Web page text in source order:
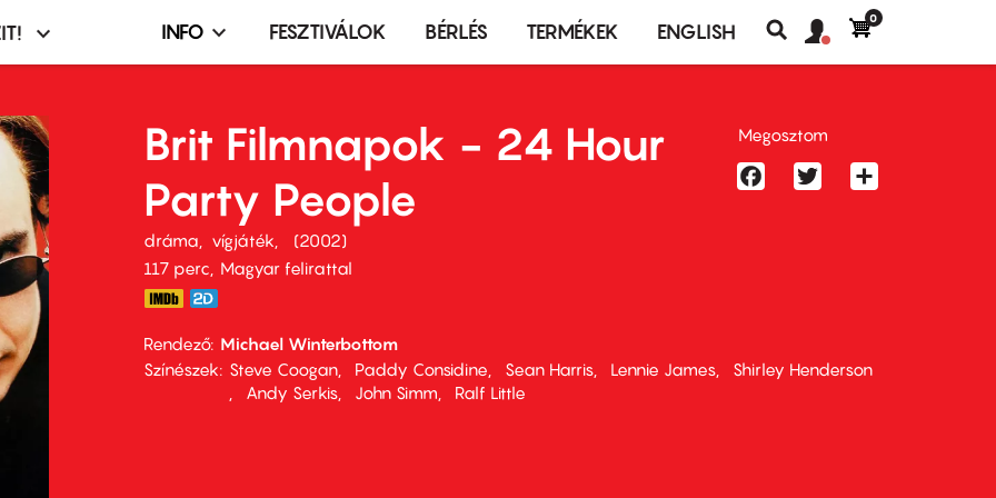
Infó,
terembérlés
menü
INFO FESZTIVÁLOK BÉRLÉS TERMÉKEK ENGLISH
Keresés
fiók
Felhasználói
0
Brit Filmnapok - 24 Hour
Party People
dráma vígjáték
2002
117 perc,
Magyar felirattal
Rendező Michael Winterbottom
Színészek
Steve Coogan Paddy Considine Sean Harris Lennie James
Shirley Henderson
Andy Serkis
John Simm Ralf Little
Megosztom
FacebookTwitter